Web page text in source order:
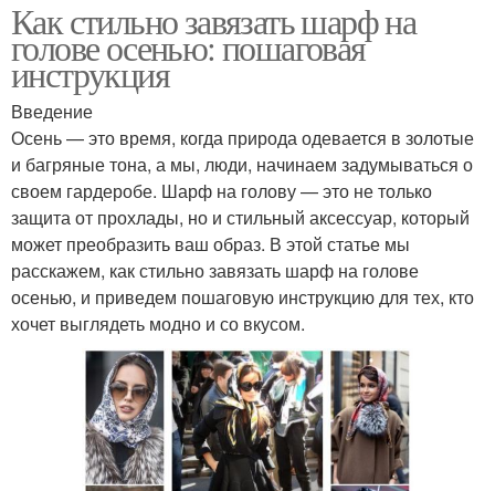
Как стильно завязать шарф на
голове осенью: пошаговая
инструкция
Введение
Осень — это время, когда природа одевается в золотые
и багряные тона, а мы, люди, начинаем задумываться о
своем гардеробе. Шарф на голову — это не только
защита от прохлады, но и стильный аксессуар, который
может преобразить ваш образ. В этой статье мы
расскажем, как стильно завязать шарф на голове
осенью, и приведем пошаговую инструкцию для тех, кто
хочет выглядеть модно и со вкусом.